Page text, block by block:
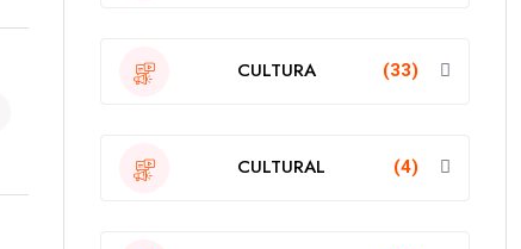
CULTURA (33)
CULTURAL (4)